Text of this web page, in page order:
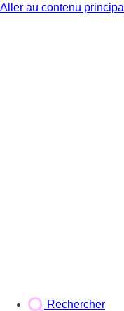
Aller au contenu principal
Rechercher